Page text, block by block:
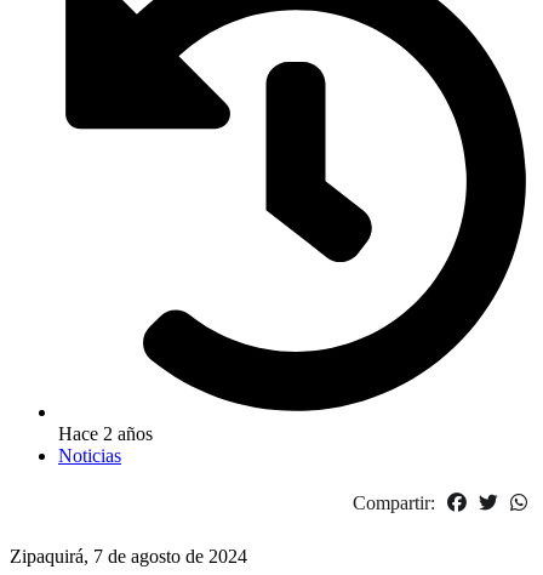
Hace 2 años
Noticias
Compartir:
Zipaquirá, 7 de agosto de 2024